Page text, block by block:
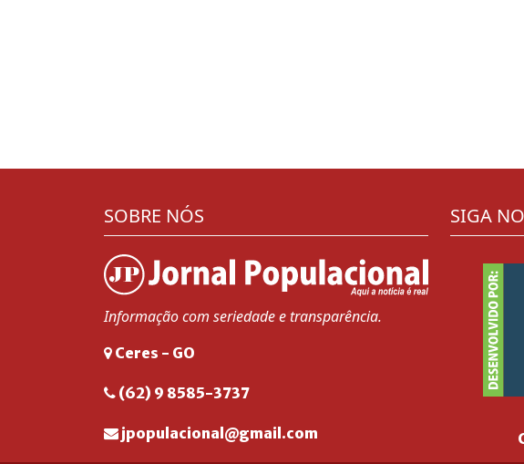
SOBRE NÓS
Informação com seriedade e transparência.
Ceres - GO
(62) 9 8585-3737
jpopulacional@gmail.com
SIGA